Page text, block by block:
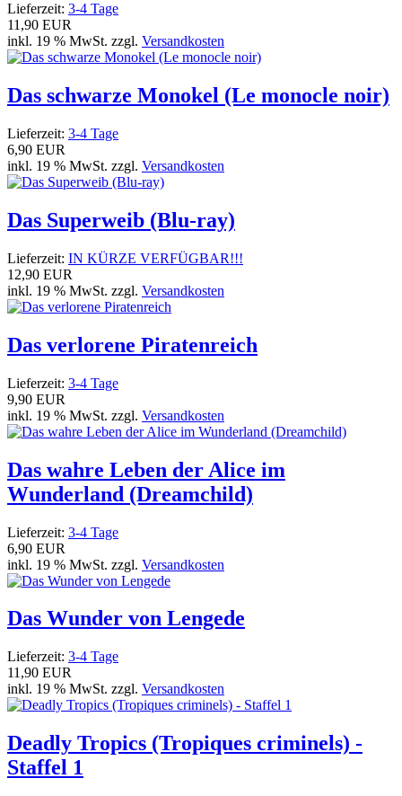
Lieferzeit: 3-4 Tage
11,90 EUR
inkl. 19 % MwSt. zzgl. Versandkosten
Das schwarze Monokel (Le monocle noir)
Lieferzeit: 3-4 Tage
6,90 EUR
inkl. 19 % MwSt. zzgl. Versandkosten
Das Superweib (Blu-ray)
Lieferzeit: IN KÜRZE VERFÜGBAR!!!
12,90 EUR
inkl. 19 % MwSt. zzgl. Versandkosten
Das verlorene Piratenreich
Lieferzeit: 3-4 Tage
9,90 EUR
inkl. 19 % MwSt. zzgl. Versandkosten
Das wahre Leben der Alice im
Wunderland (Dreamchild)
Lieferzeit: 3-4 Tage
6,90 EUR
inkl. 19 % MwSt. zzgl. Versandkosten
Das Wunder von Lengede
Lieferzeit: 3-4 Tage
11,90 EUR
inkl. 19 % MwSt. zzgl. Versandkosten
Deadly Tropics (Tropiques criminels) -
Staffel 1